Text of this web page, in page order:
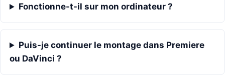
Fonctionne-t-il sur mon ordinateur ?
Puis-je continuer le montage dans Premiere
ou DaVinci ?